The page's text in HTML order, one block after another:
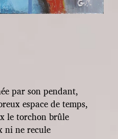
par son pendant,
espace de temps,
le torchon brûle
ni ne recule